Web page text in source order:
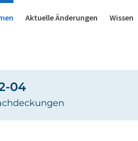
Aktuelle Änderungen Wissen
04